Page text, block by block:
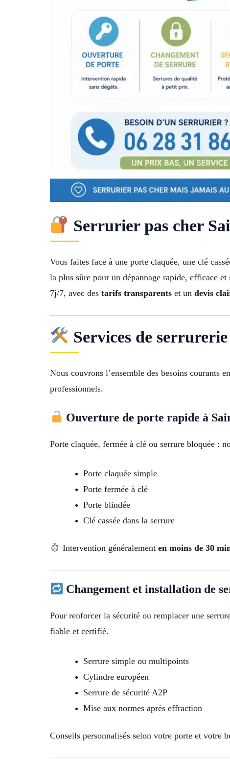
Serrurier pas cher
Vous faites face à une porte claquée, une clé
la plus sûre pour un dépannage rapide, efficace
7j/7, avec des tarifs transparents et un devis
Services de
Nous couvrons l’ensemble des besoins courants
professionnels.
Ouverture de porte rapide à
Porte claquée, fermée à clé ou serrure bloquée :
Porte claquée simple
Porte fermée à clé
Porte blindée
Clé cassée dans la serrure
Intervention généralement en moins de 30
Changement et installation de
Pour renforcer la sécurité ou remplacer une
fiable et certifié.
Serrure simple ou multipoints
Cylindre européen
Serrure de sécurité A2P
Mise aux normes après effraction
Conseils personnalisés selon votre porte et votre